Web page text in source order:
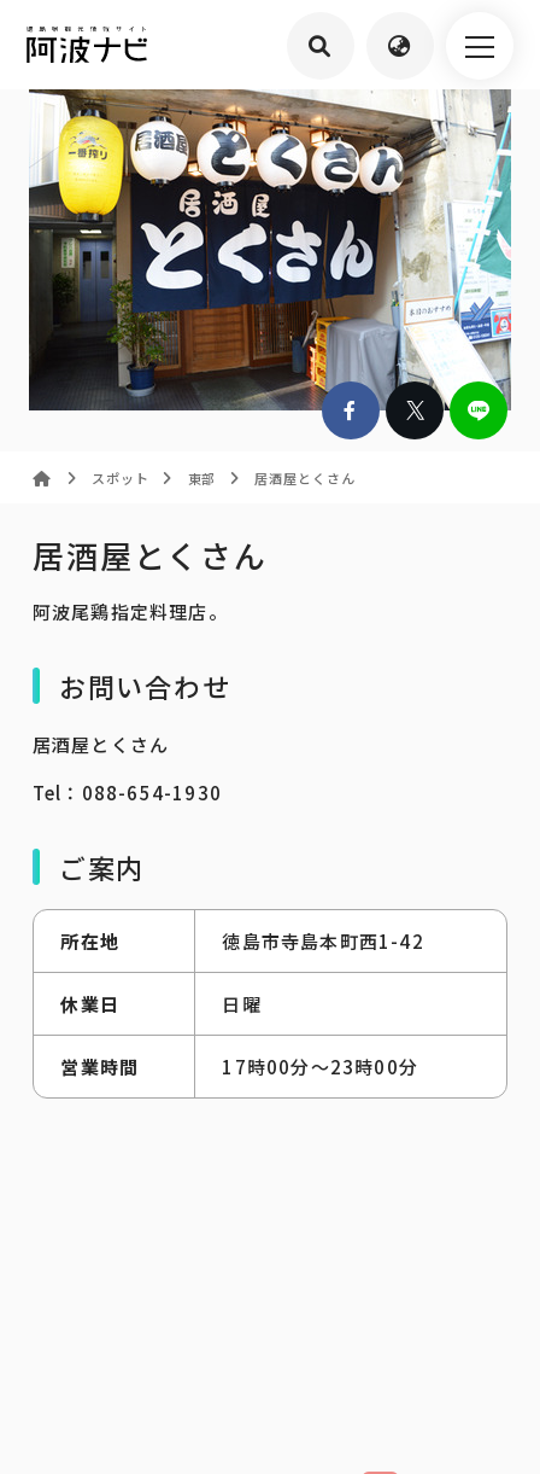
スポット 東部 居酒屋とくさん
居酒屋とくさん
阿波尾鶏指定料理店。
お問い合わせ
居酒屋とくさん
Tel：088-654-1930
ご案内
所在地 徳島市寺島本町西1-42
休業日 日曜
営業時間 17時00分～23時00分